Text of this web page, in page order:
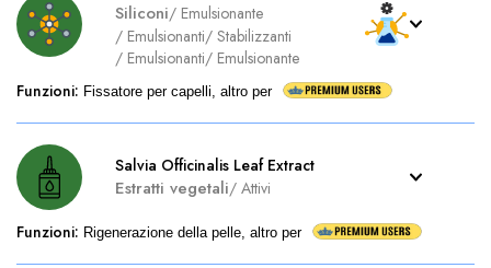
Siliconi/ Emulsionante
/ Emulsionanti/ Stabilizzanti
/ Emulsionanti/ Emulsionante
Funzioni: Fissatore per capelli, altro per
Salvia Officinalis Leaf Extract
Estratti vegetali/ Attivi
Funzioni: Rigenerazione della pelle, altro per